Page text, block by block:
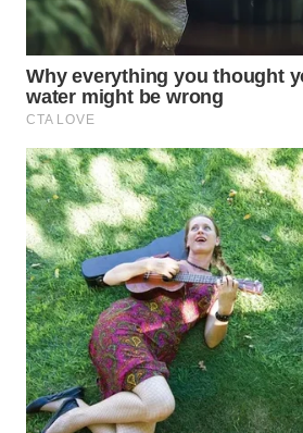
WN
DANAU
TOBA
WN
NIAS
WN
LANGKAT
WN
TAPANULI
SELATAN
WN